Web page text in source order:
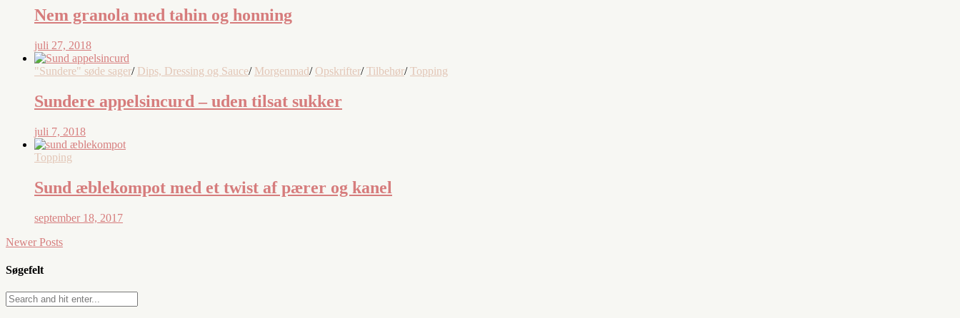
Nem granola med tahin og honning
juli 27, 2018
"Sundere" søde sager/ Dips, Dressing og Sauce/ Morgenmad/ Opskrifter/ Tilbehør/ Topping
Sundere appelsincurd – uden tilsat sukker
juli 7, 2018
Topping
Sund æblekompot med et twist af pærer og kanel
september 18, 2017
Newer Posts
Søgefelt